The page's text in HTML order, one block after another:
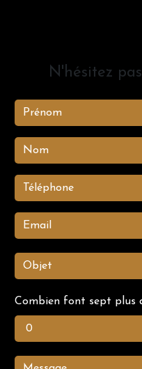
N'hésitez
Combien font sept plus